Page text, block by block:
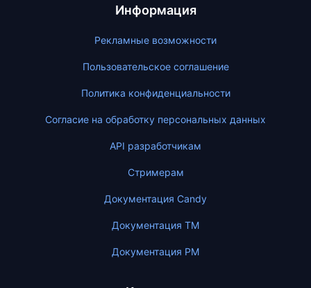
Информация
Рекламные возможности
Пользовательское соглашение
Политика конфиденциальности
Согласие на обработку персональных данных
API разработчикам
Стримерам
Документация Candy
Документация ТМ
Документация PM